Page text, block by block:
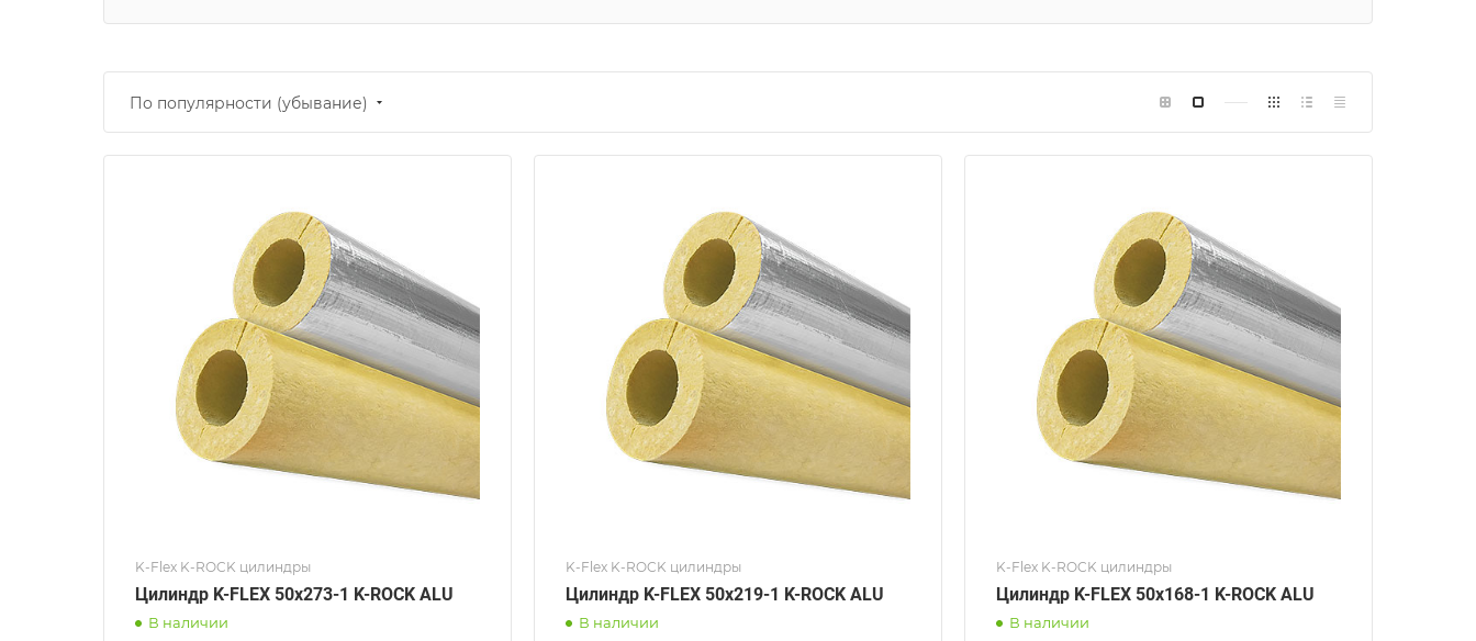
По популярности (убывание)
K-Flex K-ROCK цилиндры
Цилиндр K-FLEX 50x273-1 K-ROCK ALU
В наличии
K-Flex K-ROCK цилиндры
Цилиндр K-FLEX 50x219-1 K-ROCK ALU
В наличии
K-Flex K-ROCK цилиндры
Цилиндр K-FLEX 50x168-1 K-ROCK ALU
В наличии